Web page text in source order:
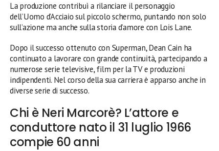
La produzione contribuì a rilanciare il personaggio
dell’Uomo d’Acciaio sul piccolo schermo, puntando non solo
sull’azione ma anche sulla storia d’amore con Lois Lane.
Dopo il successo ottenuto con Superman, Dean Cain ha
continuato a lavorare con grande continuità, partecipando a
numerose serie televisive, film per la TV e produzioni
indipendenti. Nel corso della sua carriera è apparso anche in
diverse serie di successo.
Chi è Neri Marcorè? L’attore e
conduttore nato il 31 luglio 1966
compie 60 anni